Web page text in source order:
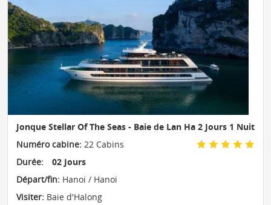
Jonque Stellar Of The Seas - Baie de Lan Ha 2 Jours 1 Nuit
Numéro cabine: 22 Cabins
Durée:
02 Jours
Départ/fin: Hanoi / Hanoi
Visiter: Baie d'Halong